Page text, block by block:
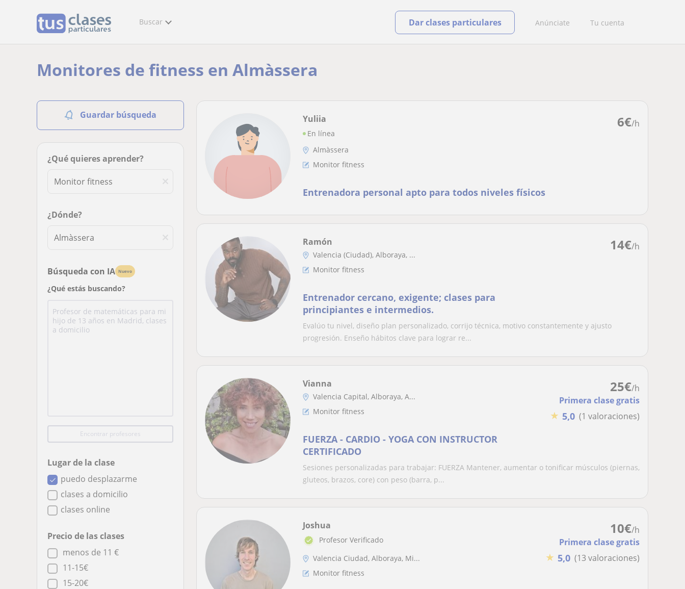
Buscar Anúnciate Tu cuenta
Dar clases particulares
Monitores de fitness en Almàssera
Guardar búsqueda
¿Qué quieres aprender?
¿Dónde?
Búsqueda con IA Nuevo
¿Qué estás buscando?
Encontrar profesores
Lugar de la clase
puedo desplazarme
clases a domicilio
clases online
Precio de las clases
menos de 11 €
11-15€
15-20€
6€/h
Yuliia
En línea
Almàssera
Monitor fitness
Entrenadora personal apto para todos niveles físicos
14€/h
Ramón
Valencia (Ciudad), Alboraya, ...
Monitor fitness
Entrenador cercano, exigente; clases para
principiantes e intermedios.
Evalúo tu nivel, diseño plan personalizado, corrijo técnica, motivo constantemente y ajusto
progresión. Enseño hábitos clave para lograr re...
25€/h
Primera clase gratis
★ 5,0 (1 valoraciones)
Vianna
Valencia Capital, Alboraya, A...
Monitor fitness
FUERZA - CARDIO - YOGA CON INSTRUCTOR
CERTIFICADO
Sesiones personalizadas para trabajar: FUERZA Mantener, aumentar o tonificar músculos (piernas,
gluteos, brazos, core) con peso (barra, p...
10€/h
Primera clase gratis
★ 5,0 (13 valoraciones)
Joshua
Profesor Verificado
Valencia Ciudad, Alboraya, Mi...
Monitor fitness